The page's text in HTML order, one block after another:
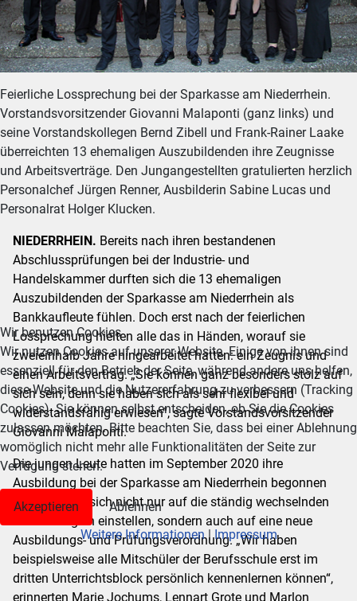
Feierliche Lossprechung bei der Sparkasse am Niederrhein.
Vorstandsvorsitzender Giovanni Malaponti (ganz links) und
seine Vorstandskollegen Bernd Zibell und Frank-Rainer Laake
überreichten 13 ehemaligen Auszubildenden ihre Zeugnisse
und Arbeitsverträge. Den Jungangestellten gratulierten herzlich
Personalchef Jürgen Renner, Ausbilderin Sabine Lucas und
Personalrat Holger Klucken.
NIEDERRHEIN. Bereits nach ihren bestandenen
Abschlussprüfungen bei der Industrie- und
Handelskammer durften sich die 13 ehemaligen
Auszubildenden der Sparkasse am Niederrhein als
Bankkaufleute fühlen. Doch erst nach der feierlichen
Lossprechung hielten alle das in Händen, worauf sie
zweieinhalb Jahre hingearbeitet hatten: ein Zeugnis und
einen Arbeitsvertrag. „Sie können ganz besonders stolz auf
sich sein, denn sie haben sich als sehr flexibel und
widerstandsfähig erwiesen“, sagte Vorstandsvorsitzender
Giovanni Malaponti.
Die jungen Leute hatten im September 2020 ihre
Ausbildung bei der Sparkasse am Niederrhein begonnen
und mussten sich nicht nur auf die ständig wechselnden
Corona-Regeln einstellen, sondern auch auf eine neue
Ausbildungs- und Prüfungsverordnung. „Wir haben
beispielsweise alle Mitschüler der Berufsschule erst im
dritten Unterrichtsblock persönlich kennenlernen können“,
erinnerten Marie Jochums, Lennart Grote und Marlon
Wir benutzen Cookies
Wir nutzen Cookies auf unserer Website. Einige von ihnen sind
essenziell für den Betrieb der Seite, während andere uns helfen,
diese Website und die Nutzererfahrung zu verbessern (Tracking
Cookies). Sie können selbst entscheiden, ob Sie die Cookies
zulassen möchten. Bitte beachten Sie, dass bei einer Ablehnung
womöglich nicht mehr alle Funktionalitäten der Seite zur
Verfügung stehen.
Akzeptieren
Ablehnen
Weitere Informationen|Impressum